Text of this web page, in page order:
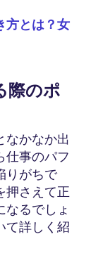
方とは？女
際のポ
なかなか出
仕事のパフ
りがちで
押さえて正
なるでしょ
て詳しく紹